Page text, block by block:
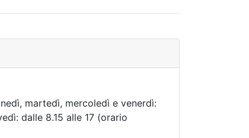
martedì, mercoledì e venerdì:
dalle 8.15 alle 17 (orario